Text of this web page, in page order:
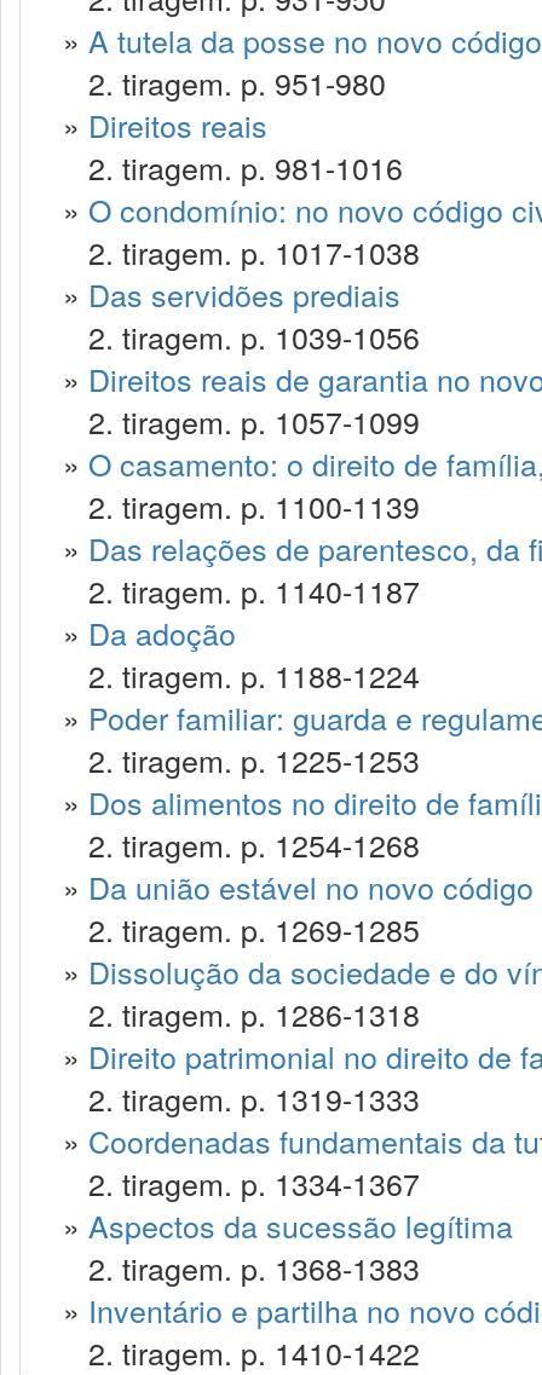
» A tutela da posse no novo
2. tiragem. p. 951-980
» Direitos reais
2. tiragem. p. 981-1016
» O condomínio: no novo código
2. tiragem. p. 1017-1038
» Das servidões prediais
2. tiragem. p. 1039-1056
» Direitos reais de garantia no
2. tiragem. p. 1057-1099
» O casamento: o direito de
2. tiragem. p. 1100-1139
» Das relações de parentesco, da
2. tiragem. p. 1140-1187
» Da adoção
2. tiragem. p. 1188-1224
» Poder familiar: guarda e
2. tiragem. p. 1225-1253
» Dos alimentos no direito de
2. tiragem. p. 1254-1268
» Da união estável no novo
2. tiragem. p. 1269-1285
» Dissolução da sociedade e do
2. tiragem. p. 1286-1318
» Direito patrimonial no direito de
2. tiragem. p. 1319-1333
» Coordenadas fundamentais da
2. tiragem. p. 1334-1367
» Aspectos da sucessão legítima
2. tiragem. p. 1368-1383
» Inventário e partilha no novo
2. tiragem. p. 1410-1422